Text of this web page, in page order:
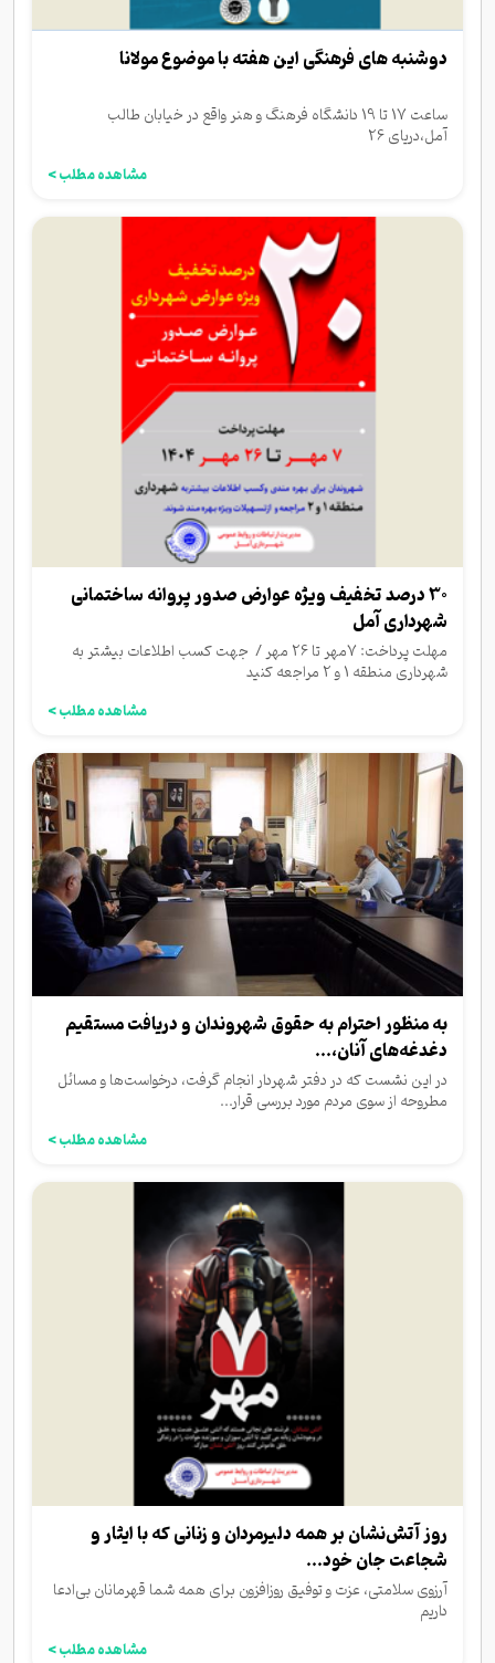
دوشنبه های فرهنگی این هفته با موضوع مولانا
ساعت 17 تا 19 دانشگاه فرهنگ و هنر واقع در خیابان طالب
آمل،دریای 26
مشاهده مطلب >
30 درصد تخفیف ویژه عوارض صدور پروانه ساختمانی
شهرداری آمل
مهلت پرداخت: 7مهر تا 26 مهر / جهت کسب اطلاعات بیشتر به
شهرداری منطقه 1 و 2 مراجعه کنید
مشاهده مطلب >
به منظور احترام به حقوق شهروندان و دریافت مستقیم
دغدغه‌های آنان،...
در این نشست که در دفتر شهردار انجام گرفت، درخواست‌ها و مسائل
مطروحه از سوی مردم مورد بررسی قرار...
مشاهده مطلب >
روز آتش‌نشان بر همه دلیرمردان و زنانی که با ایثار و
شجاعت جان خود...
آرزوی سلامتی، عزت و توفیق روزافزون برای همه شما قهرمانان بی‌ادعا
داریم
مشاهده مطلب >